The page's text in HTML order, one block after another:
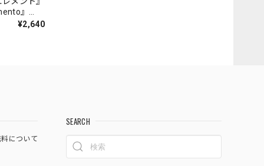
』
¥2,640
について
SEARCH